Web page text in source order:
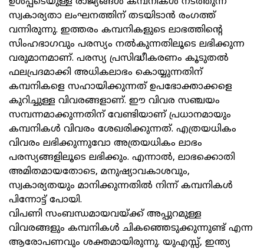
സ്വകാര്യതാ ലംഘനത്തിന് തടയിടാന്‍ രംഗത്ത്
വന്നിരുന്നു. ഇത്തരം കമ്പനികളുടെ ലാഭത്തിന്റെ
സിംഹഭാഗവും പരസ്യം നല്‍കുന്നതിലൂടെ ലഭിക്കുന്ന
വരുമാനമാണ്. പരസ്യ പ്രസിദ്ധീകരണം കൂടുതല്‍
ഫലപ്രദമാക്കി അധികലാഭം കൊയ്യുന്നതിന്
കമ്പനികളെ സഹായിക്കുന്നത് ഉപഭോക്താക്കളെ
കുറിച്ചുള്ള വിവരങ്ങളാണ്. ഈ വിവര സഞ്ചയം
സമ്പന്നമാക്കുന്നതിന് വേണ്ടിയാണ് പ്രധാനമായും
കമ്പനികള്‍ വിവരം ശേഖരിക്കുന്നത്. എത്രയധികം
വിവരം ലഭിക്കുന്നുവോ അത്രയധികം ലാഭം
പരസ്യങ്ങളിലൂടെ ലഭിക്കും. എന്നാല്‍, ലാഭക്കൊതി
അമിതമായതോടെ, മനുഷ്യാവകാശവും,
സ്വകാര്യതയും മാനിക്കുന്നതില്‍ നിന്ന് കമ്പനികള്‍
പിന്നോട്ട് പോയി.
വിപണി സംബന്ധമായവയ്ക്ക് അപ്പുറമുള്ള
വിവരങ്ങളും കമ്പനികള്‍ ചികഞ്ഞെടുക്കുന്നുണ്ട് എന്ന
ആരോപണവും ശക്തമായിരുന്നു. യുഎസ്സ്, ഇന്ത്യ